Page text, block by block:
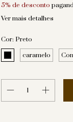
5% de desconto
Ver mais detalhes
Cor:Preto
caramelo